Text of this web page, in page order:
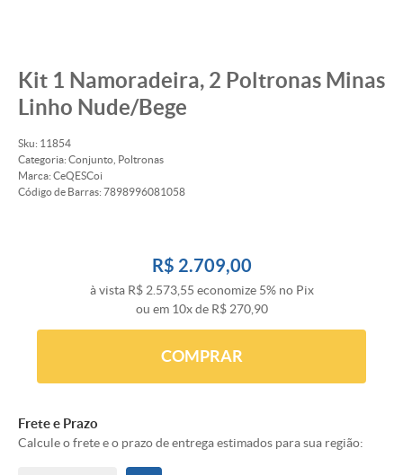
Kit 1 Namoradeira, 2 Poltronas Minas
Linho Nude/Bege
Sku: 11854
Categoria: Conjunto
Poltronas
Marca: CeQESCoi
Código de Barras: 7898996081058
R$ 2.709,00
à vista R$ 2.573,55 economize 5% no Pix
ou em 10xde R$ 270,90
COMPRAR
Frete e Prazo
Calcule o frete e o prazo de entrega estimados para sua região: